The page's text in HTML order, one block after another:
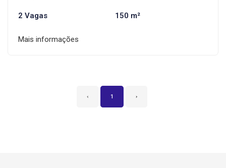
2 Vagas 150 m²
Mais informações
‹ 1 ›